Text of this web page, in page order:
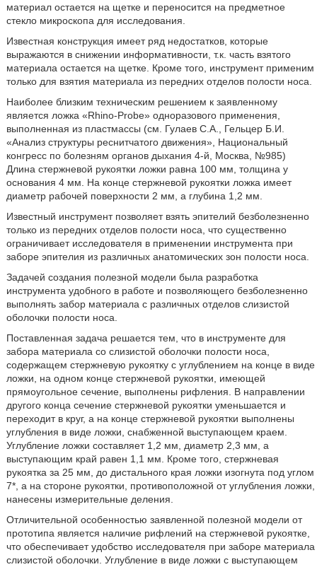
материал остается на щетке и переносится на предметное
стекло микроскопа для исследования.
Известная конструкция имеет ряд недостатков, которые
выражаются в снижении информативности, т.к. часть взятого
материала остается на щетке. Кроме того, инструмент применим
только для взятия материала из передних отделов полости носа.
Наиболее близким техническим решением к заявленному
является ложка «Rhino-Probe» одноразового применения,
выполненная из пластмассы (см. Гулаев С.А., Гельцер Б.И.
«Анализ структуры реснитчатого движения», Национальный
конгресс по болезням органов дыхания 4-й, Москва, №985)
Длина стержневой рукоятки ложки равна 100 мм, толщина у
основания 4 мм. На конце стержневой рукоятки ложка имеет
диаметр рабочей поверхности 2 мм, а глубина 1,2 мм.
Известный инструмент позволяет взять эпителий безболезненно
только из передних отделов полости носа, что существенно
ограничивает исследователя в применении инструмента при
заборе эпителия из различных анатомических зон полости носа.
Задачей создания полезной модели была разработка
инструмента удобного в работе и позволяющего безболезненно
выполнять забор материала с различных отделов слизистой
оболочки полости носа.
Поставленная задача решается тем, что в инструменте для
забора материала со слизистой оболочки полости носа,
содержащем стержневую рукоятку с углублением на конце в виде
ложки, на одном конце стержневой рукоятки, имеющей
прямоугольное сечение, выполнены рифления. В направлении
другого конца сечение стержневой рукоятки уменьшается и
переходит в круг, а на конце стержневой рукоятки выполнены
углубления в виде ложки, снабженной выступающем краем.
Углубление ложки составляет 1,2 мм, диаметр 2,3 мм, а
выступающим край равен 1,1 мм. Кроме того, стержневая
рукоятка за 25 мм, до дистального края ложки изогнута под углом
7*, а на стороне рукоятки, противоположной от углубления ложки,
нанесены измерительные деления.
Отличительной особенностью заявленной полезной модели от
прототипа является наличие рифлений на стержневой рукоятке,
что обеспечивает удобство исследователя при заборе материала
слизистой оболочки. Углубление в виде ложки с выступающем